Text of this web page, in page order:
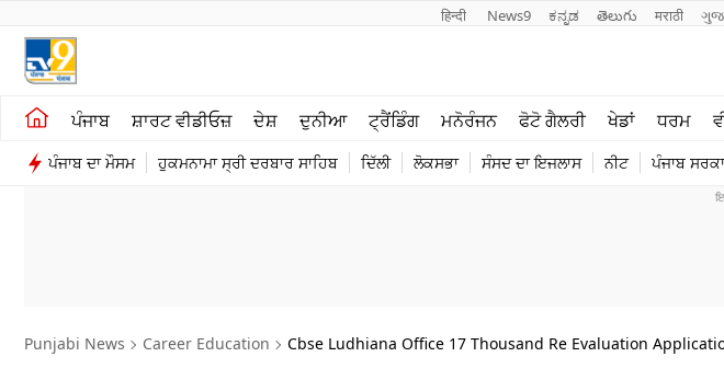
हिन्दी News9 ಕನ್ನಡ తెలుగు मराठी
ਪੰਜਾਬ ਸ਼ਾਰਟ ਵੀਡੀਓਜ਼ ਦੇਸ਼ ਦੁਨੀਆ ਟ੍ਰੈਂਡਿੰਗ ਮਨੋਰੰਜਨ ਫੋਟੋ ਗੈਲਰੀ ਖੇਡਾਂ ਧਰਮ
ਪੰਜਾਬ ਦਾ ਮੌਸਮ ਹੁਕਮਨਾਮਾ ਸ੍ਰੀ ਦਰਬਾਰ ਸਾਹਿਬ ਦਿੱਲੀ ਲੋਕਸਭਾ ਸੰਸਦ ਦਾ ਇਜਲਾਸ ਨੀਟ ਪੰਜਾਬ
ਖੇਤੀਬਾੜੀ
ਸ਼ਾਰਟ ਵੀਡੀਓਜ਼
ਮਨੋਰੰਜਨ
ਪੰਜਾਬ
Punjabi News Career Education Cbse Ludhiana Office 17 Thousand Re Evaluation